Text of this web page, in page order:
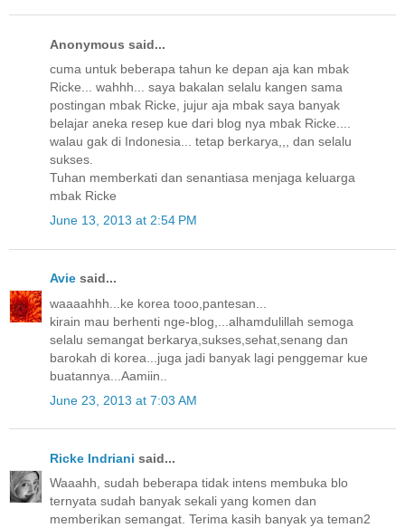
Anonymous said...
cuma untuk beberapa tahun ke depan aja kan mbak
Ricke... wahhh... saya bakalan selalu kangen sama
postingan mbak Ricke, jujur aja mbak saya banyak
belajar aneka resep kue dari blog nya mbak Ricke....
walau gak di Indonesia... tetap berkarya,,, dan selalu
sukses.
Tuhan memberkati dan senantiasa menjaga keluarga
mbak Ricke
June 13, 2013 at 2:54 PM
Avie said...
waaaahhh...ke korea tooo,pantesan...
kirain mau berhenti nge-blog,...alhamdulillah semoga
selalu semangat berkarya,sukses,sehat,senang dan
barokah di korea...juga jadi banyak lagi penggemar kue
buatannya...Aamiin..
June 23, 2013 at 7:03 AM
Ricke Indriani said...
Waaahh, sudah beberapa tidak intens membuka blo
ternyata sudah banyak sekali yang komen dan
memberikan semangat. Terima kasih banyak ya teman2